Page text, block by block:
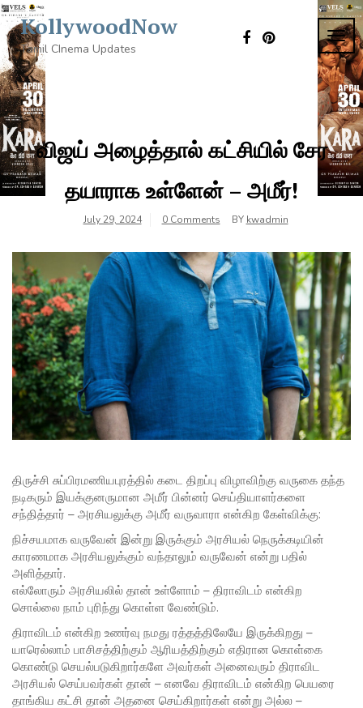
Skip
to
content
KollywoodNow
Tamil CInema Updates
விஜய் அழைத்தால் கட்சியில் சேர
தயாராக உள்ளேன் – அமீர்!
July 29, 2024 0 Comments BY kwadmin
திருச்சி சுப்பிரமணியபுரத்தில் கடை திறப்பு விழாவிற்கு வருகை தந்த
நடிகரும் இயக்குனருமான அமீர் பின்னர் செய்தியாளர்களை
சந்தித்தார் – அரசியலுக்கு அமீர் வருவாரா என்கிற கேள்விக்கு:
நிச்சயமாக வருவேன் இன்று இருக்கும் அரசியல் நெருக்கடியின்
காரணமாக அரசியலுக்கும் வந்தாலும் வருவேன் என்று பதில்
அளித்தார்.
எல்லோரும் அரசியலில் தான் உள்ளோம் – திராவிடம் என்கிற
சொல்லை நாம் புரிந்து கொள்ள வேண்டும்.
திராவிடம் என்கிற உணர்வு நமது ரத்தத்திலேயே இருக்கிறது –
யாரெல்லாம் பாசிசத்திற்கும் ஆரியத்திற்கும் எதிரான கொள்கை
கொண்டு செயல்படுகிறார்களே அவர்கள் அனைவரும் திராவிட
அரசியல் செய்பவர்கள் தான் – எனவே திராவிடம் என்கிற பெயரை
தாங்கிய கட்சி தான் அதனை செய்கிறார்கள் என்று அல்ல –